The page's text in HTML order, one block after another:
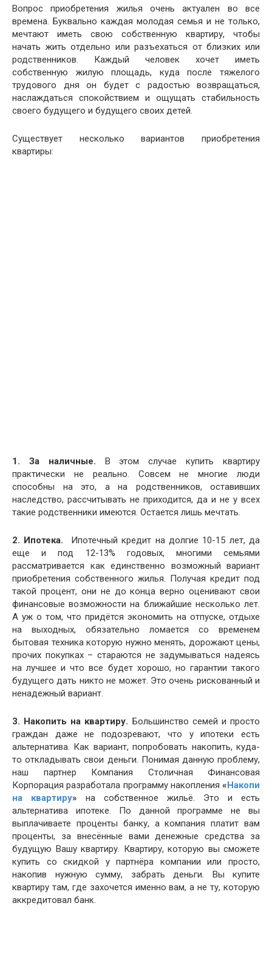
Вопрос приобретения жилья очень актуален во все
времена. Буквально каждая молодая семья и не только,
мечтают иметь свою собственную квартиру, чтобы
начать жить отдельно или разъехаться от близких или
родственников. Каждый человек хочет иметь
собственную жилую площадь, куда после тяжелого
трудового дня он будет с радостью возвращаться,
наслаждаться спокойствием и ощущать стабильность
своего будущего и будущего своих детей.
Существует несколько вариантов приобретения
квартиры:
1. За наличные. В этом случае купить квартиру
практически не реально. Совсем не многие люди
способны на это, а на родственников, оставивших
наследство, рассчитывать не приходится, да и не у всех
такие родственники имеются. Остается лишь мечтать.
2. Ипотека.
Ипотечный кредит на долгие 10-15 лет, да
еще и под 12-13% годовых, многими семьями
рассматривается как единственно возможный вариант
приобретения собственного жилья. Получая кредит под
такой процент, они не до конца верно оценивают свои
финансовые возможности на ближайшие несколько лет.
А уж о том, что придётся экономить на отпуске, отдыхе
на выходных, обязательно ломается со временем
бытовая техника которую нужно менять, дорожают цены,
прочих покупках – стараются не задумываться надеясь
на лучшее и что все будет хорошо, но гарантии такого
будущего дать никто не может. Это очень рискованный и
ненадежный вариант.
3. Накопить на квартиру. Большинство семей и просто
граждан даже не подозревают, что у ипотеки есть
альтернатива. Как вариант, попробовать накопить, куда-
то откладывать свои деньги. Понимая данную проблему,
наш партнер Компания Столичная Финансовая
Корпорация разработала программу накопления «Накопи
на квартиру» на собственное жильё. Это и есть
альтернатива ипотеке. По данной программе не вы
выплачиваете проценты банку, а компания платит вам
проценты, за внесённые вами денежные средства за
будущую Вашу квартиру. Квартиру, которую вы сможете
купить со скидкой у партнёра компании или просто,
накопив нужную сумму, забрать деньги. Вы купите
квартиру там, где захочется именно вам, а не ту, которую
аккредитовал банк.